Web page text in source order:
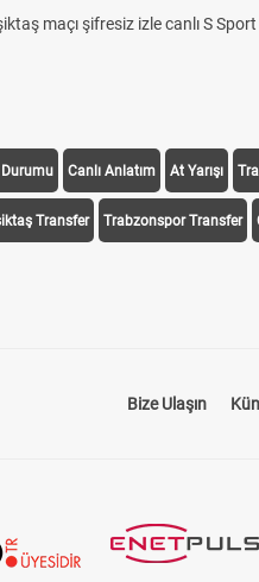
maçı şifresiz izle canlı S
Canlı Anlatım At Yarışı
Transfer Trabzonspor Transfer
Bize Ulaşın